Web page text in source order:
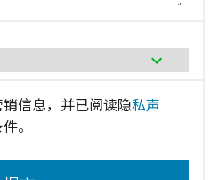
信息，并已阅读隐私声
。